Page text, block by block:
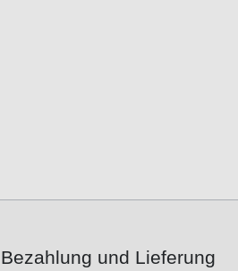
Bezahlung und Lieferung